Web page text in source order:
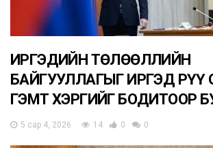
ИРГЭДИЙН ТӨЛӨӨЛЛИЙН
БАЙГУУЛЛАГЫГ ИРГЭД
ГЭМТ ХЭРГИЙГ БОДИТООР
5 сар 4, 2026 14 0 0